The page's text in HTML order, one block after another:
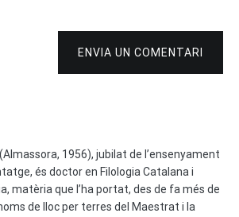
ENVIA UN COMENTARI
(Almassora, 1956), jubilat de l’ensenyament
és doctor en Filologia Catalana i
matèria que l’ha portat, des de fa més de
de lloc per terres del Maestrat i la